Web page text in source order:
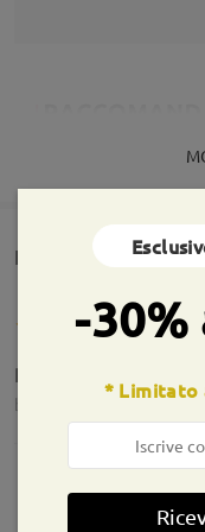
Rencesioni dei
Perfetti bellissimi ❤️
by Francesca Righion
-30%
* Limitato